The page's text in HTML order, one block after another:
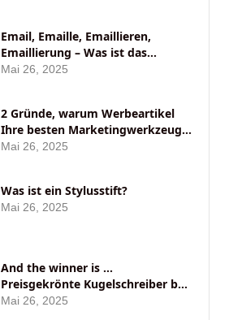
Email, Emaille, Emaillieren,
Emaillierung – Was ist das
eigentlich?
Mai 26, 2025
2 Gründe, warum Werbeartikel
Ihre besten Marketingwerkzeuge
auf Messen sein sollten
Mai 26, 2025
Was ist ein Stylusstift?
Mai 26, 2025
And the winner is …
Preisgekrönte Kugelschreiber bei
ANYBRAND
Mai 26, 2025